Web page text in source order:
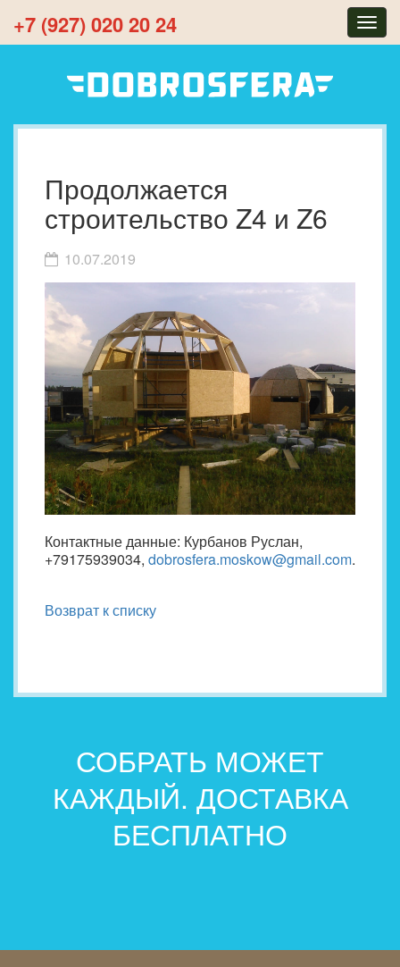
+7 (927) 020 20 24
Продолжается
строительство Z4 и Z6
10.07.2019
Контактные данные: Курбанов Руслан,
+79175939034, dobrosfera.moskow@gmail.com.
Возврат к списку
СОБРАТЬ МОЖЕТ
КАЖДЫЙ. ДОСТАВКА
БЕСПЛАТНО